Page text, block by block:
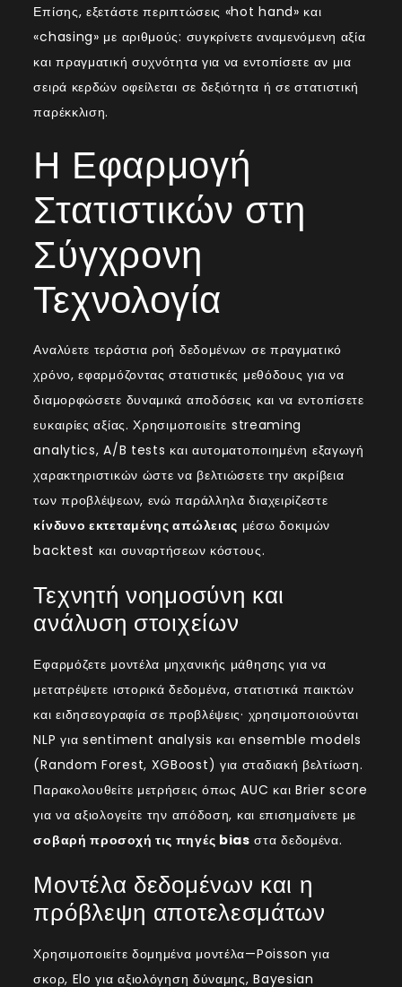
Επίσης, εξετάστε περιπτώσεις «hot hand» και
«chasing» με αριθμούς: συγκρίνετε αναμενόμενη αξία
και πραγματική συχνότητα για να εντοπίσετε αν μια
σειρά κερδών οφείλεται σε δεξιότητα ή σε στατιστική
παρέκκλιση.
Η Εφαρμογή
Στατιστικών στη
Σύγχρονη
Τεχνολογία
Αναλύετε τεράστια ροή δεδομένων σε πραγματικό
χρόνο, εφαρμόζοντας στατιστικές μεθόδους για να
διαμορφώσετε δυναμικά αποδόσεις και να εντοπίσετε
ευκαιρίες αξίας. Χρησιμοποιείτε streaming
analytics, A/B tests και αυτοματοποιημένη εξαγωγή
χαρακτηριστικών ώστε να βελτιώσετε την ακρίβεια
των προβλέψεων, ενώ παράλληλα διαχειρίζεστε
κίνδυνο εκτεταμένης απώλειας μέσω δοκιμών
backtest και συναρτήσεων κόστους.
Τεχνητή νοημοσύνη και
ανάλυση στοιχείων
Εφαρμόζετε μοντέλα μηχανικής μάθησης για να
μετατρέψετε ιστορικά δεδομένα, στατιστικά παικτών
και ειδησεογραφία σε προβλέψεις· χρησιμοποιούνται
NLP για sentiment analysis και ensemble models
(Random Forest, XGBoost) για σταδιακή βελτίωση.
Παρακολουθείτε μετρήσεις όπως AUC και Brier score
για να αξιολογείτε την απόδοση, και επισημαίνετε με
σοβαρή προσοχή τις πηγές bias στα δεδομένα.
Μοντέλα δεδομένων και η
πρόβλεψη αποτελεσμάτων
Χρησιμοποιείτε δομημένα μοντέλα—Poisson για
σκορ, Elo για αξιολόγηση δύναμης, Bayesian